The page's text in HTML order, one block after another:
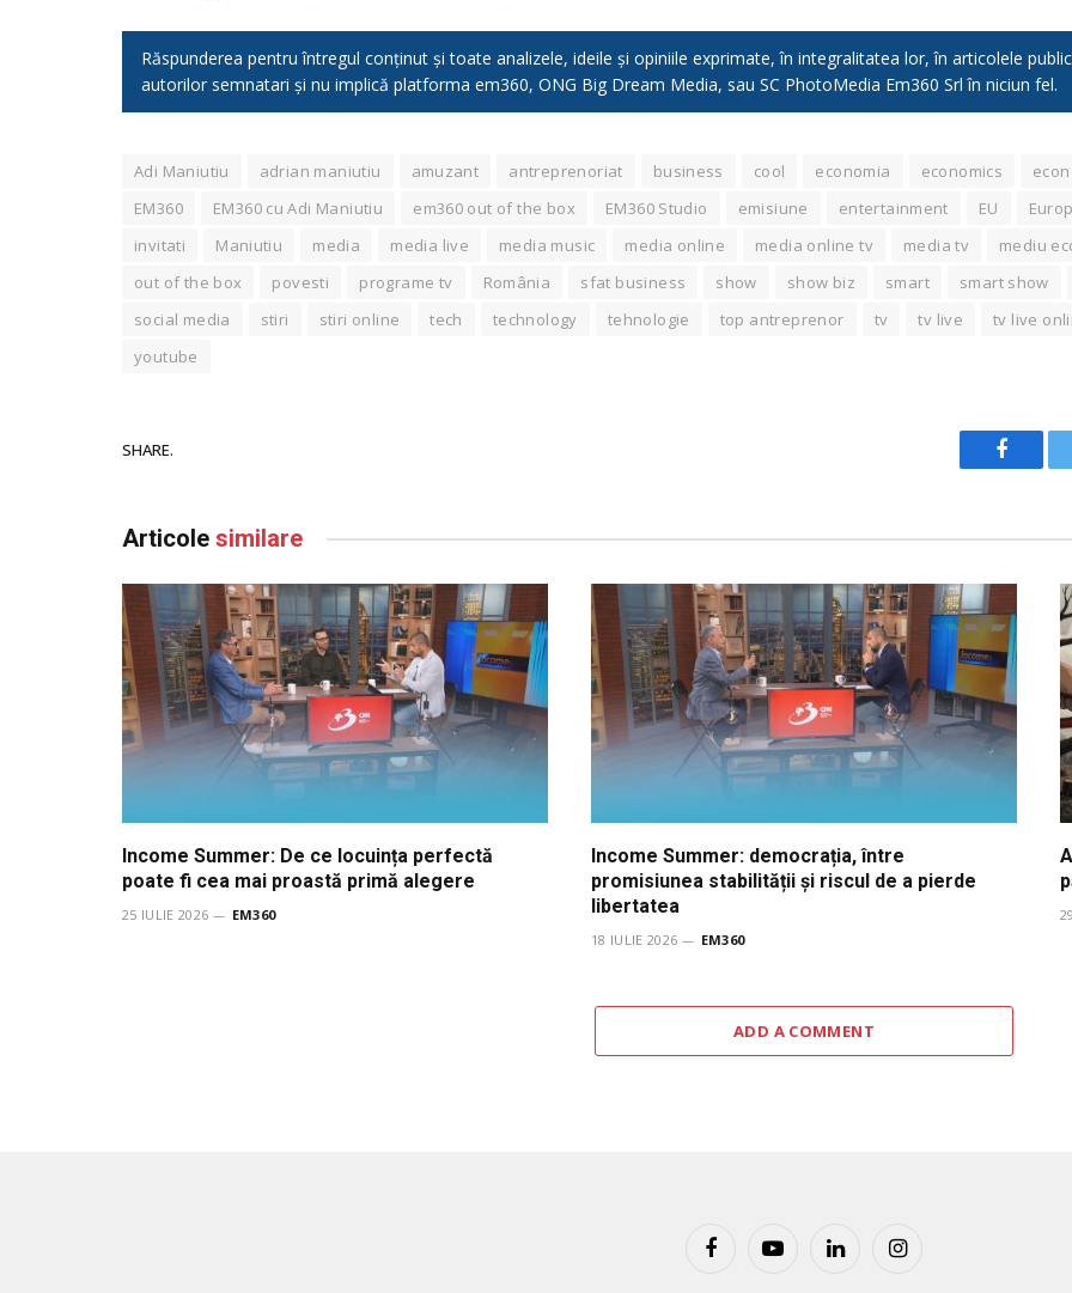
Răspunderea pentru întregul conținut și toate analizele, ideile și opiniile exprimate, în integralitatea lor, în articolele
autorilor semnatari și nu implică platforma em360, ONG Big Dream Media, sau SC PhotoMedia Em360 Srl în niciun fel.
Adi Maniutiu adrian maniutiu amuzant antreprenoriat business cool economia economics
EM360
EM360 cu Adi Maniutiu em360 out of the box EM360 Studio emisiune entertainment EU
invitati
Maniutiu media media live media music media online media online tv media tv
mediu
out of the box
povesti programe tv România sfat business show show biz smart
smart show
social media
stiri stiri online tech technology tehnologie top antreprenor tv tv live
tv live
youtube
SHARE.
Articole similare
Income Summer: De ce locuința perfectă
poate fi cea mai proastă primă alegere
25 IULIE 2026 EM360
Income Summer: democrația, între
promisiunea stabilității și riscul de a pierde
libertatea
18 IULIE 2026 EM360
ADD A COMMENT
FacebookYouTubeLinkedInInstagram